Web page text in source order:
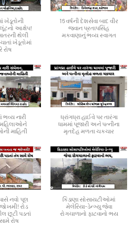
ખેડૂતોની
આક્ષેપ!
થેલી
ખેડૂતોમાં
રોષ
16 વર્ષની દેશસેવા બાદ વીર
જવાન પ્રતાપસિંહ
મકવાણાનું ભવ્ય સ્વાગત
ભવ્ય નારી
માહિતી
ધ્રાંગધ્રા હાઈવે પર તારંગા
ધામમાં પૂજારી અને પત્નીના
મૃતદેહ મળતા ચકચાર
પાસે નવો પૂલ
રોડ
છૂટી પડતાં
રોષ
કિડાણા સોસાયટીઓમાં
મેલેરિયા-ડેન્ગ્યુ જેવા
રોગચાળાનો ફાટવાનો ભય